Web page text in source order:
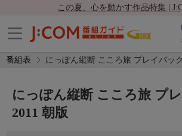
この夏、心を動かす作品特集 |
番組表 にっぽん縦断 こころ旅 プレイバッ
にっぽん縦断 こころ旅 プ
2011 朝版